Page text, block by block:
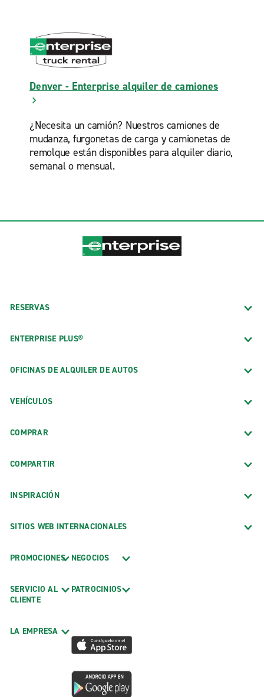
Denver - Enterprise alquiler de camiones
¿Necesita un camión? Nuestros camiones de
mudanza, furgonetas de carga y camionetas de
remolque están disponibles para alquiler diario,
semanal o mensual.
RESERVAS
ENTERPRISE PLUS®
OFICINAS DE ALQUILER DE AUTOS
VEHÍCULOS
COMPRAR
COMPARTIR
INSPIRACIÓN
SITIOS WEB INTERNACIONALES
PROMOCIONES
SERVICIO AL
CLIENTE
LA EMPRESA
NEGOCIOS
PATROCINIOS